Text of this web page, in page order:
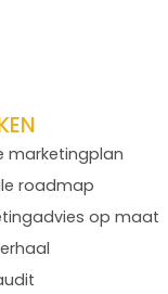
marketingplan
roadmap
op maat